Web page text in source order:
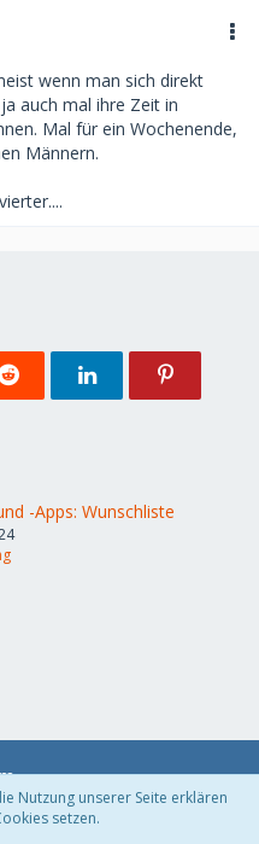
wenn man sich direkt
auch mal ihre Zeit in
Mal für ein Wochenende,
Männern.
-Apps: Wunschliste
Nutzung unserer Seite erklären
setzen.